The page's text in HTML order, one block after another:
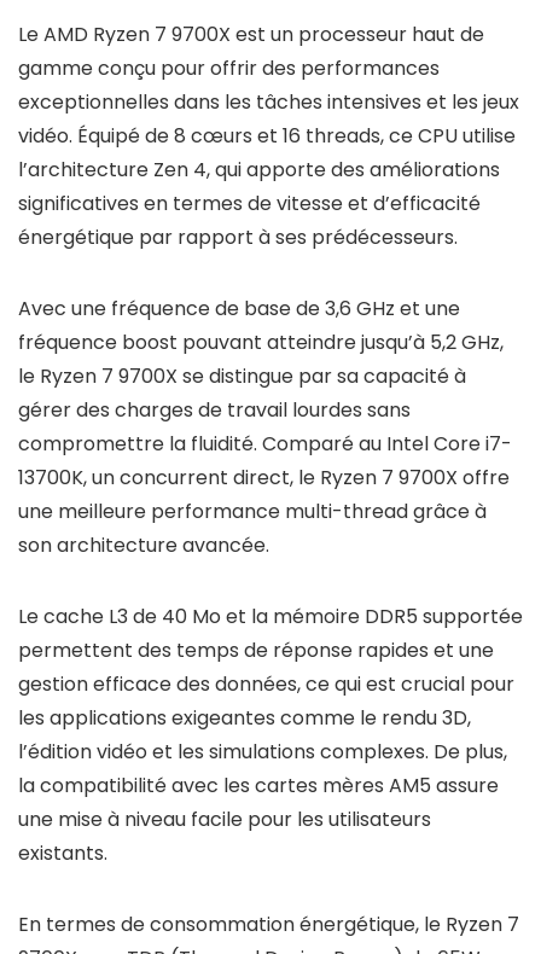
Le AMD Ryzen 7 9700X est un processeur haut de
gamme conçu pour offrir des performances
exceptionnelles dans les tâches intensives et les jeux
vidéo. Équipé de 8 cœurs et 16 threads, ce CPU utilise
l’architecture Zen 4, qui apporte des améliorations
significatives en termes de vitesse et d’efficacité
énergétique par rapport à ses prédécesseurs.
Avec une fréquence de base de 3,6 GHz et une
fréquence boost pouvant atteindre jusqu’à 5,2 GHz,
le Ryzen 7 9700X se distingue par sa capacité à
gérer des charges de travail lourdes sans
compromettre la fluidité. Comparé au Intel Core i7-
13700K, un concurrent direct, le Ryzen 7 9700X offre
une meilleure performance multi-thread grâce à
son architecture avancée.
Le cache L3 de 40 Mo et la mémoire DDR5 supportée
permettent des temps de réponse rapides et une
gestion efficace des données, ce qui est crucial pour
les applications exigeantes comme le rendu 3D,
l’édition vidéo et les simulations complexes. De plus,
la compatibilité avec les cartes mères AM5 assure
une mise à niveau facile pour les utilisateurs
existants.
En termes de consommation énergétique, le Ryzen 7